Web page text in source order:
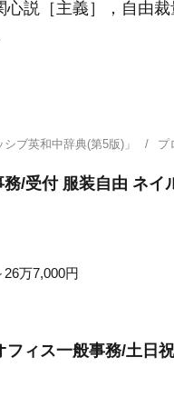
心説［主義］，自由裁
ブ英和中辞典(第5版)」 プ
/受付 服装自由 ネ
26万7,000円
フィス一般事務/土日